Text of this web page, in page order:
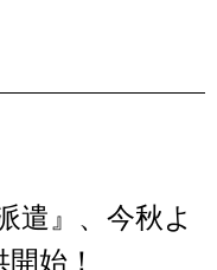
遣』、今秋よ
始！